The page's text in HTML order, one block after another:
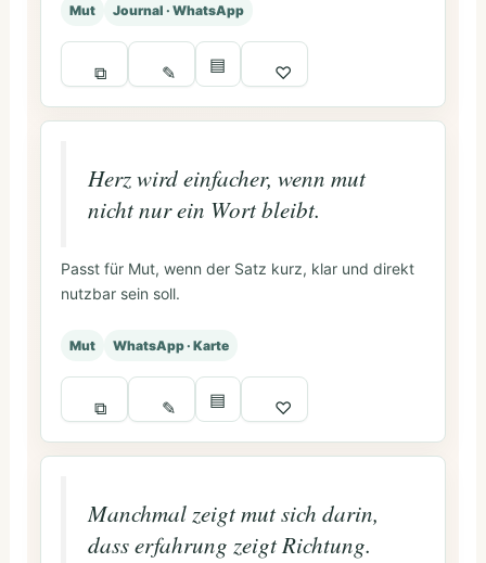
Mut Journal · WhatsApp
⧉ ✎ ▤ ♡
Herz wird einfacher, wenn mut
nicht nur ein Wort bleibt.
Passt für Mut, wenn der Satz kurz, klar und direkt
nutzbar sein soll.
Mut WhatsApp · Karte
⧉ ✎ ▤ ♡
Manchmal zeigt mut sich darin,
dass erfahrung zeigt Richtung.